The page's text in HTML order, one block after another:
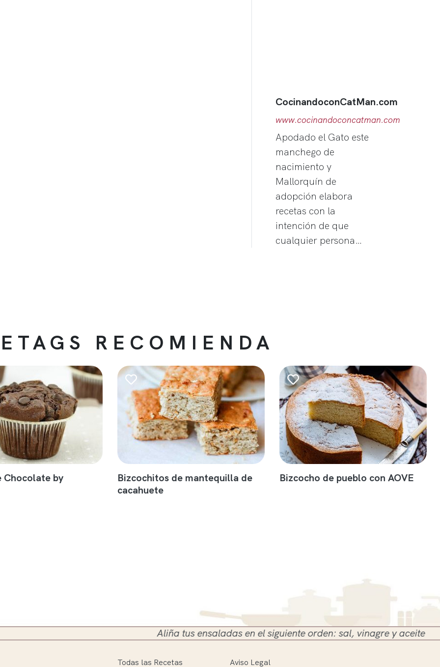
CocinandoconCatMan.com
www.cocinandoconcatman.com
Apodado el Gato este
manchego de
nacimiento y
Mallorquín de
adopción elabora
recetas con la
intención de que
cualquier persona…
RECOMIENDA
Chocolate by
Bizcochitos de mantequilla de
cacahuete
Bizcocho de pueblo con AOVE
Aliña tus ensaladas en el siguiente orden: sal, vinagre y aceite
Todas las Recetas Aviso Legal